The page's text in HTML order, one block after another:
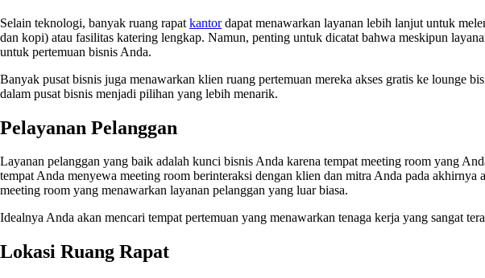
Selain teknologi, banyak ruang rapat kantordapat menawarkan layanan lebih lanjut untuk
dan kopi) atau fasilitas katering lengkap. Namun, penting untuk dicatat bahwa meskipun
untuk pertemuan bisnis Anda.
Banyak pusat bisnis juga menawarkan klien ruang pertemuan mereka akses gratis ke lounge
dalam pusat bisnis menjadi pilihan yang lebih menarik.
Pelayanan Pelanggan
Layanan pelanggan yang baik adalah kunci bisnis Anda karena tempat meeting room yang
tempat Anda menyewa meeting room berinteraksi dengan klien dan mitra Anda pada
meeting room yang menawarkan layanan pelanggan yang luar biasa.
Idealnya Anda akan mencari tempat pertemuan yang menawarkan tenaga kerja yang sangat
Lokasi Ruang Rapat